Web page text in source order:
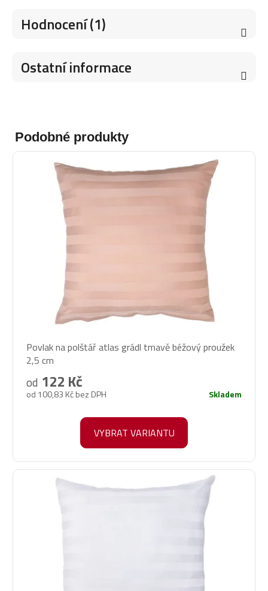
Hodnocení (1)
Ostatní informace
Podobné produkty
Povlak na polštář atlas grádl tmavě béžový proužek
2,5 cm
od 100,83 Kč bez DPH
od 122 Kč
Skladem
VYBRAT VARIANTU